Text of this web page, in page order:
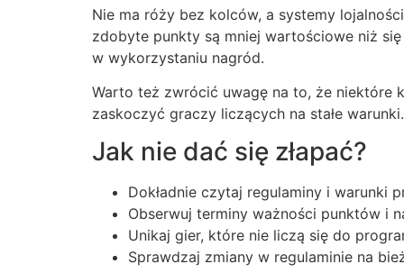
Nie ma róży bez kolców, a systemy
zdobyte punkty są mniej wartościowe niż
w wykorzystaniu nagród.
Warto też zwrócić uwagę na to, że niektóre
zaskoczyć graczy liczących na stałe warunki.
Jak nie dać się złapać?
Dokładnie czytaj regulaminy i warunki
Obserwuj terminy ważności punktów i
Unikaj gier, które nie liczą się do
Sprawdzaj zmiany w regulaminie na